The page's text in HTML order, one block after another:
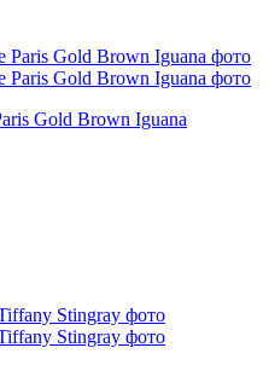
Gold Brown Iguana